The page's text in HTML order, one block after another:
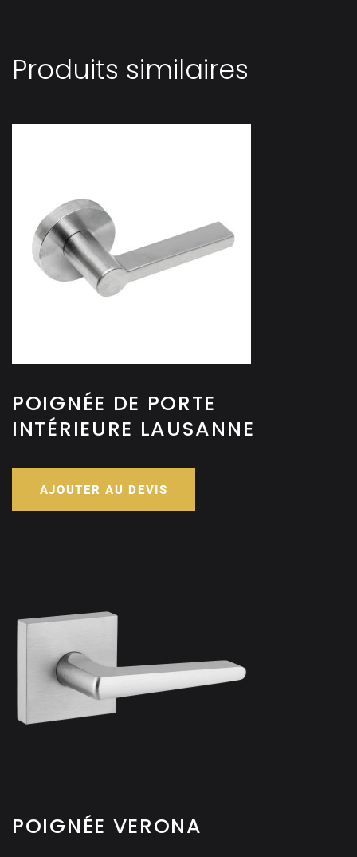
Produits similaires
POIGNÉE DE PORTE
INTÉRIEURE LAUSANNE
AJOUTER AU DEVIS
POIGNÉE VERONA